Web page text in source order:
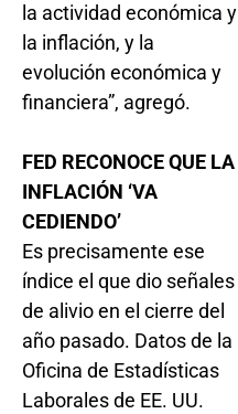
la actividad económica y
la inflación, y la
evolución económica y
financiera”, agregó.
FED RECONOCE QUE LA
INFLACIÓN ‘VA
CEDIENDO’
Es precisamente ese
índice el que dio señales
de alivio en el cierre del
año pasado. Datos de la
Oficina de Estadísticas
Laborales de EE. UU.